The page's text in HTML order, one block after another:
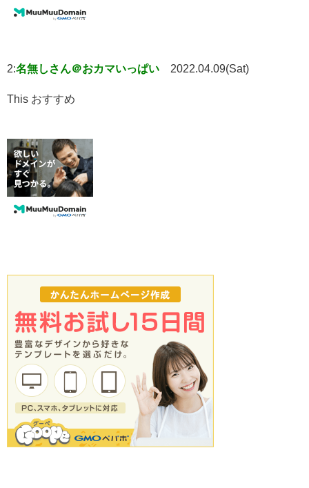
2:名無しさん＠おカマいっぱい 2022.04.09(Sat)
This おすすめ